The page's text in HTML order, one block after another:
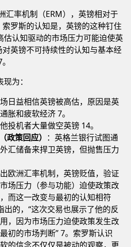
汇率机制（ERM），英镑相对于
罗斯的认知是，英镑的这种钉住
估认知驱动的市场压力可能迫使英
英镑不可持续性的认知与基本经
为：
日益相信英镑被高估，原因是英
胀和疲软经济 7。
投机者大量做空英镑 14。
政策回应） ：英格兰银行试图通
汇储备来捍卫英镑，但抛售压力
欧洲汇率机制，英镑贬值，验证
场压力（参与功能）迫使政策改
而这一改变与最初的认知相符
出的，“这次交易也展示了他的反
，因为市场压力迫使政策发生改
初的市场判断” 7。索罗斯认识